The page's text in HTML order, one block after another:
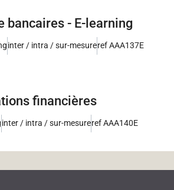
bancaires - E-learning
inter / intra / sur-mesureref AAA137E
financières
inter / intra / sur-mesureref AAA140E